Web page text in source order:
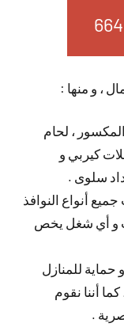
، و منها :
، لحام
كيربي و
سلوى .
أنواع النوافذ
و أي شغل يخص
للمنازل
أننا نقوم
.